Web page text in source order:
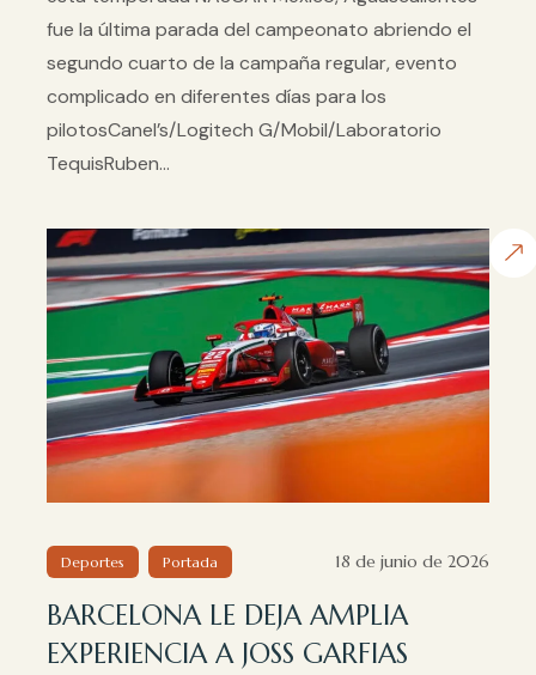
fue la última parada del campeonato abriendo el
segundo cuarto de la campaña regular, evento
complicado en diferentes días para los
pilotosCanel’s/Logitech G/Mobil/Laboratorio
TequisRuben...
Deportes Portada 18 de junio de 2026
BARCELONA LE DEJA AMPLIA
EXPERIENCIA A JOSS GARFIAS